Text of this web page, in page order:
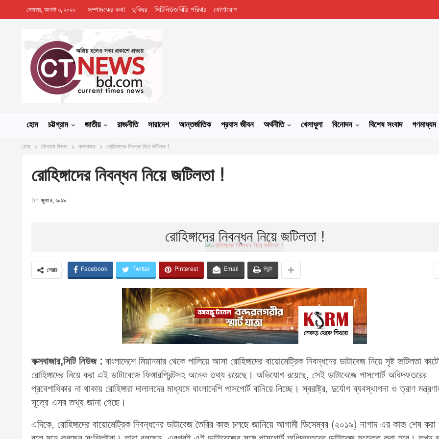
সোমবার, আগস্ট ৩, ২০২৬ সম্পাদকের কথা ছবিঘর সিটিনিউজবিডি পরিবার যোগাযোগ
হোম চট্টগ্রাম জাতীয় রাজনীতি সারাদেশ আন্তর্জাতিক প্রবাস জীবন অর্থনীতি খেলাধূলা বিনোদন বিশেষ সংবাদ গণমাধ্যম
হোম চট্টগ্রাম বিভাগ কক্সবাজার রোহিঙ্গাদের নিবন্ধন নিয়ে জটিলতা !
রোহিঙ্গাদের নিবন্ধন নিয়ে জটিলতা !
On জুলা ৪, ২০১৯
রোহিঙ্গাদের নিবন্ধন নিয়ে জটিলতা !
শেয়ার Facebook Twitter Pinterest Email প্রিন্ট
কক্সবাজার,সিটি নিউজ : বাংলাদেশে মিয়ানমার থেকে পালিয়ে আসা রোহিঙ্গাদের বায়োমেট্রিক নিবন্ধনের ডাটাবেজ নিয়ে সৃষ্ট জটিলতা
রোহিঙ্গাদের নিয়ে করা এই ডাটাবেজে ফিঙ্গারপ্রিন্টসহ অনেক তথ্য রয়েছে। অভিযোগ রয়েছে, সেই ডাটাবেজে পাসপোর্ট অধিদফতরের
প্রবেশাধিকার না থাকায় রোহিঙ্গারা দালালদের মাধ্যমে বাংলাদেশি পাসপোর্ট বানিয়ে নিচ্ছে। স্বরাষ্ট্র, দুর্যোগ ব্যবস্থাপনা ও ত্রাণ
সূত্রে এসব তথ্য জানা গেছে।
এদিকে, রোহিঙ্গাদের বায়োমেট্রিক নিবন্ধনের ডাটাবেজ তৈরির কাজ চলছে জানিয়ে আগামী ডিসেম্বর (২০১৯) নাগাদ এর কাজ শেষ করা